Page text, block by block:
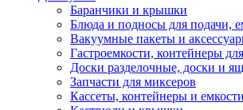
Баранчики и крышки
Блюда и подносы для подачи,
Вакуумные пакеты и
Гастроемкости, контейнеры
Доски разделочные, доски и
Запчасти для миксеров
Кассеты, контейнеры и